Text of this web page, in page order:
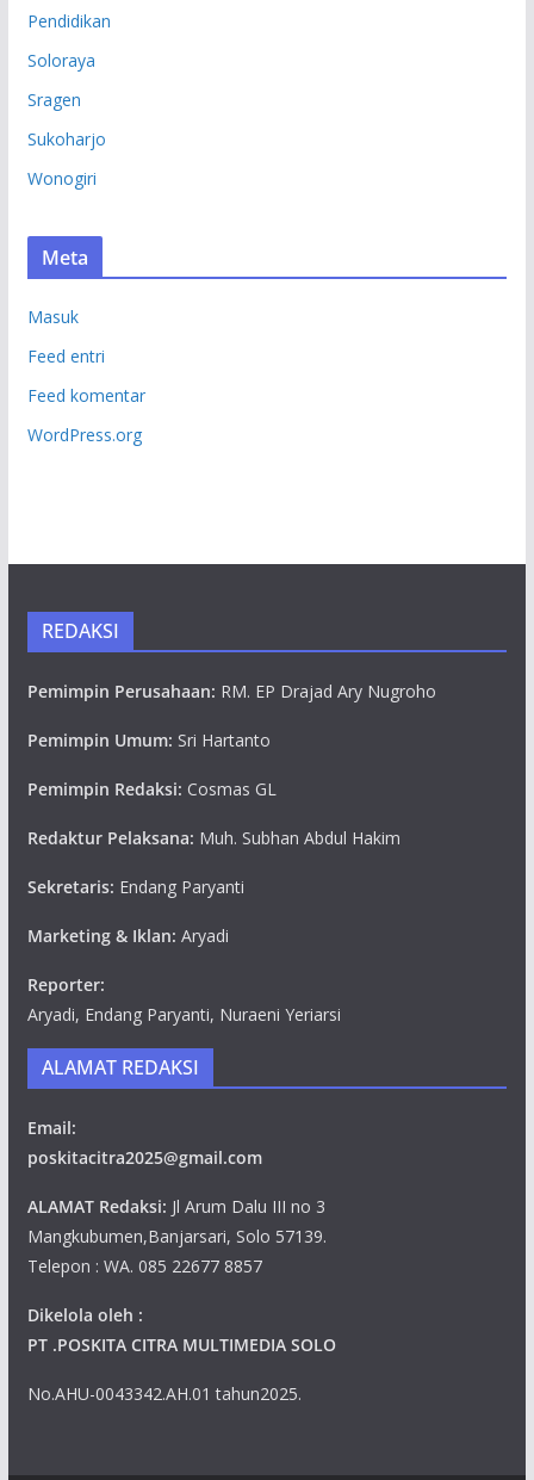
Pendidikan
Soloraya
Sragen
Sukoharjo
Wonogiri
Meta
Masuk
Feed entri
Feed komentar
WordPress.org
REDAKSI
Pemimpin Perusahaan: RM. EP Drajad Ary Nugroho
Pemimpin Umum: Sri Hartanto
Pemimpin Redaksi: Cosmas GL
Redaktur Pelaksana: Muh. Subhan Abdul Hakim
Sekretaris: Endang Paryanti
Marketing & Iklan: Aryadi
Reporter:
Aryadi, Endang Paryanti, Nuraeni Yeriarsi
ALAMAT REDAKSI
Email:
poskitacitra2025@gmail.com
ALAMAT Redaksi: Jl Arum Dalu III no 3
Mangkubumen,Banjarsari, Solo 57139.
Telepon : WA. 085 22677 8857
Dikelola oleh :
PT .POSKITA CITRA MULTIMEDIA SOLO
No.AHU-0043342.AH.01 tahun2025.